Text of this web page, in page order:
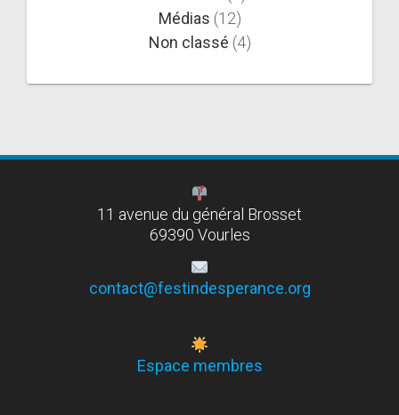
Médias (12)
Non classé (4)
11 avenue du général Brosset
69390 Vourles
contact@festindesperance.org
Espace membres